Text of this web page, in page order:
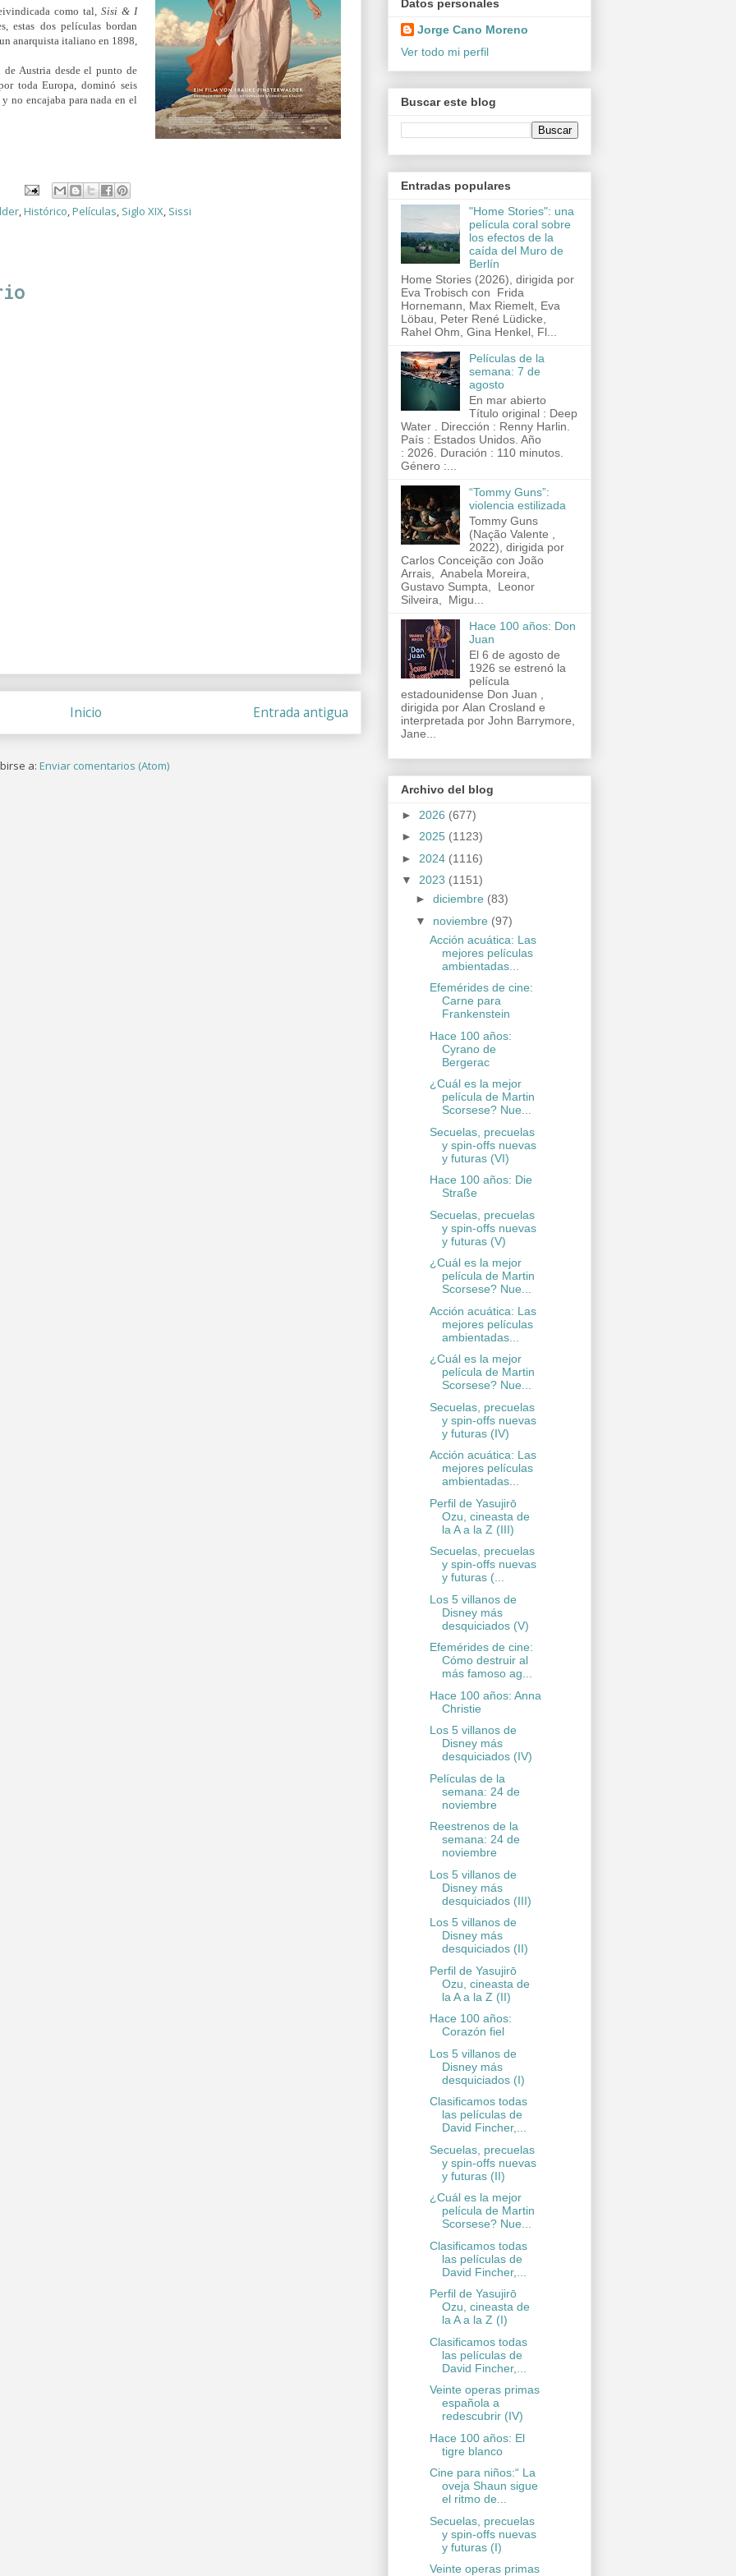
como tal, Sisi & I
estas dos películas bordan
anarquista italiano en 1898,
Austria desde el punto de
toda Europa, dominó seis
no encajaba para nada en el
,Histórico,Películas, Siglo XIX, Sissi
Entrada antigua
Inicio
a: Enviar comentarios (Atom)
Datos personales
Jorge Cano Moreno
Ver todo mi perfil
Buscar este blog
Entradas populares
"Home Stories": una
película coral sobre
los efectos de la
caída del Muro de
Berlín
Home Stories (2026), dirigida por
Eva Trobisch con Frida
Hornemann, Max Riemelt, Eva
Löbau, Peter René Lüdicke,
Rahel Ohm, Gina Henkel, Fl...
Películas de la
semana: 7 de
agosto
En mar abierto
Título original : Deep
Water . Dirección : Renny Harlin.
País : Estados Unidos. Año
: 2026. Duración : 110 minutos.
Género :...
“Tommy Guns”:
violencia estilizada
Tommy Guns
(Nação Valente ,
2022), dirigida por
Carlos Conceição con João
Arrais, Anabela Moreira,
Gustavo Sumpta, Leonor
Silveira, Migu...
Hace 100 años: Don
Juan
El 6 de agosto de
1926 se estrenó la
película
estadounidense Don Juan ,
dirigida por Alan Crosland e
interpretada por John Barrymore,
Jane...
Archivo del blog
► 2026 (677)
► 2025 (1123)
► 2024 (1116)
▼ 2023 (1151)
► diciembre (83)
▼ noviembre (97)
Acción acuática: Las
mejores películas
ambientadas...
Efemérides de cine:
Carne para
Frankenstein
Hace 100 años:
Cyrano de
Bergerac
¿Cuál es la mejor
película de Martin
Scorsese? Nue...
Secuelas, precuelas
y spin-offs nuevas
y futuras (VI)
Hace 100 años: Die
Straße
Secuelas, precuelas
y spin-offs nuevas
y futuras (V)
¿Cuál es la mejor
película de Martin
Scorsese? Nue...
Acción acuática: Las
mejores películas
ambientadas...
¿Cuál es la mejor
película de Martin
Scorsese? Nue...
Secuelas, precuelas
y spin-offs nuevas
y futuras (IV)
Acción acuática: Las
mejores películas
ambientadas...
Perfil de Yasujirō
Ozu, cineasta de
la A a la Z (III)
Secuelas, precuelas
y spin-offs nuevas
y futuras (...
Los 5 villanos de
Disney más
desquiciados (V)
Efemérides de cine:
Cómo destruir al
más famoso ag...
Hace 100 años: Anna
Christie
Los 5 villanos de
Disney más
desquiciados (IV)
Películas de la
semana: 24 de
noviembre
Reestrenos de la
semana: 24 de
noviembre
Los 5 villanos de
Disney más
desquiciados (III)
Los 5 villanos de
Disney más
desquiciados (II)
Perfil de Yasujirō
Ozu, cineasta de
la A a la Z (II)
Hace 100 años:
Corazón fiel
Los 5 villanos de
Disney más
desquiciados (I)
Clasificamos todas
las películas de
David Fincher,...
Secuelas, precuelas
y spin-offs nuevas
y futuras (II)
¿Cuál es la mejor
película de Martin
Scorsese? Nue...
Clasificamos todas
las películas de
David Fincher,...
Perfil de Yasujirō
Ozu, cineasta de
la A a la Z (I)
Clasificamos todas
las películas de
David Fincher,...
Veinte operas primas
española a
redescubrir (IV)
Hace 100 años: El
tigre blanco
Cine para niños:“ La
oveja Shaun sigue
el ritmo de...
Secuelas, precuelas
y spin-offs nuevas
y futuras (I)
Veinte operas primas